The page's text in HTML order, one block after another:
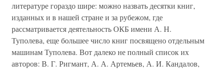
литературе гораздо шире: можно назвать десятки книг,
изданных и в нашей стране и за рубежом, где
рассматривается деятельность ОКБ имени А. Н.
Туполева, еще большее число книг посвящено отдельным
машинам Туполева. Вот далеко не полный список их
авторов: В. Г. Ригмант, А. А. Артемьев, А. И. Кандалов,